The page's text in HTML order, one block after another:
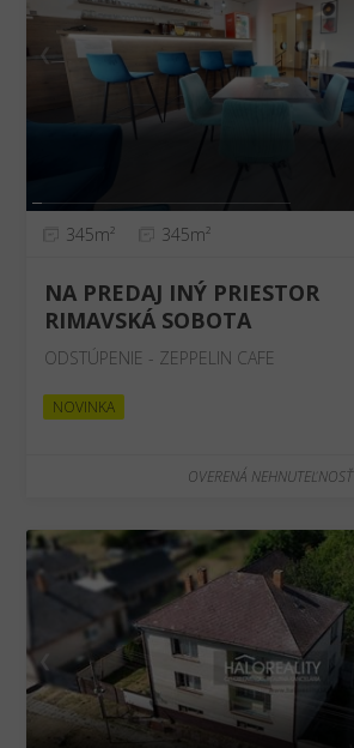
❮
345m² 345m²
NA PREDAJ INÝ PRIESTOR
RIMAVSKÁ SOBOTA
ODSTÚPENIE - ZEPPELIN CAFE
NOVINKA
OVERENÁ NEHNUTEĽNOSŤ